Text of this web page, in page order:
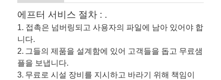
에프터 서비스 절차 : .
1. 접촉은 넘버링되고 사용자의 파일에 남아 있어야 합
니다.
2. 그들의 제품을 설계함에 있어 고객들을 돕고 무료샘
플을 보냅니다.
3. 무료로 시설 장비를 지시하고 바라기 위해 책임이